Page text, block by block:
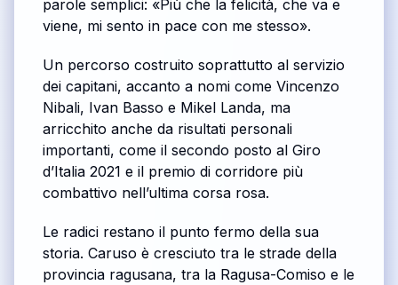
parole semplici: «Più che la felicità, che va e
viene, mi sento in pace con me stesso».
Un percorso costruito soprattutto al servizio
dei capitani, accanto a nomi come Vincenzo
Nibali, Ivan Basso e Mikel Landa, ma
arricchito anche da risultati personali
importanti, come il secondo posto al Giro
d’Italia 2021 e il premio di corridore più
combattivo nell’ultima corsa rosa.
Le radici restano il punto fermo della sua
storia. Caruso è cresciuto tra le strade della
provincia ragusana, tra la Ragusa-Comiso e le